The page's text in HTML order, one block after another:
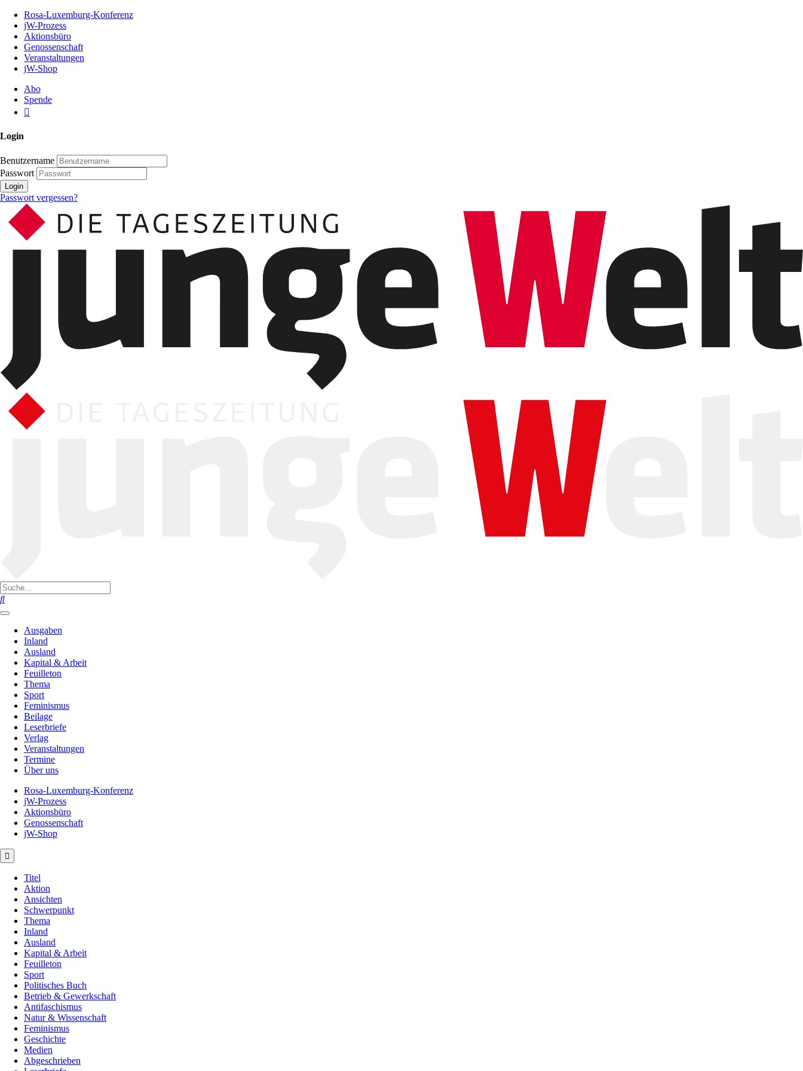
Inhalt
Seite
Rosa-Luxemburg-Konferenz
jW-Prozess
Aktionsbüro
Genossenschaft
Veranstaltungen
jW-Shop
Abo
Spende
Login
Benutzername
Passwort
Login
Passwort vergessen?
Ausgaben
Inland
Ausland
Kapital & Arbeit
Feuilleton
Thema
Sport
Feminismus
Beilage
Leserbriefe
Verlag
Veranstaltungen
Termine
Über uns
Rosa-Luxemburg-Konferenz
jW-Prozess
Aktionsbüro
Genossenschaft
jW-Shop
Titel
Aktion
Ansichten
Schwerpunkt
Thema
Inland
Ausland
Kapital & Arbeit
Feuilleton
Sport
Politisches Buch
Betrieb & Gewerkschaft
Antifaschismus
Natur & Wissenschaft
Feminismus
Geschichte
Medien
Abgeschrieben